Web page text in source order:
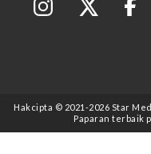
Hakcipta © 2021 -2026 Star
Paparan terbaik